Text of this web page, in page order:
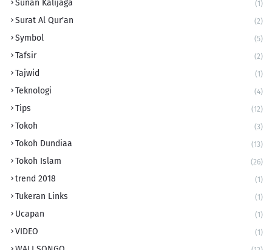
Sunan Kalijaga (1)
Surat Al Qur'an (2)
Symbol (5)
Tafsir (2)
Tajwid (1)
Teknologi (4)
Tips (12)
Tokoh (3)
Tokoh Dundiaa (13)
Tokoh Islam (26)
trend 2018 (1)
Tukeran Links (1)
Ucapan (1)
VIDEO (1)